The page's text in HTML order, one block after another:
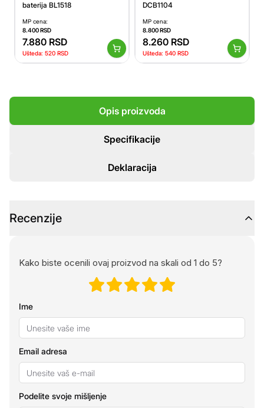
baterija BL1518
MP cena:
8.400RSD
7.880 RSD
Ušteda: 520 RSD
DCB1104
MP cena:
8.800RSD
8.260 RSD
Ušteda: 540 RSD
Opis proizvoda
Specifikacije
Deklaracija
Recenzije
Kako biste ocenili ovaj proizvod na skali od 1 do 5?
Ime
Email adresa
Podelite svoje mišljenje